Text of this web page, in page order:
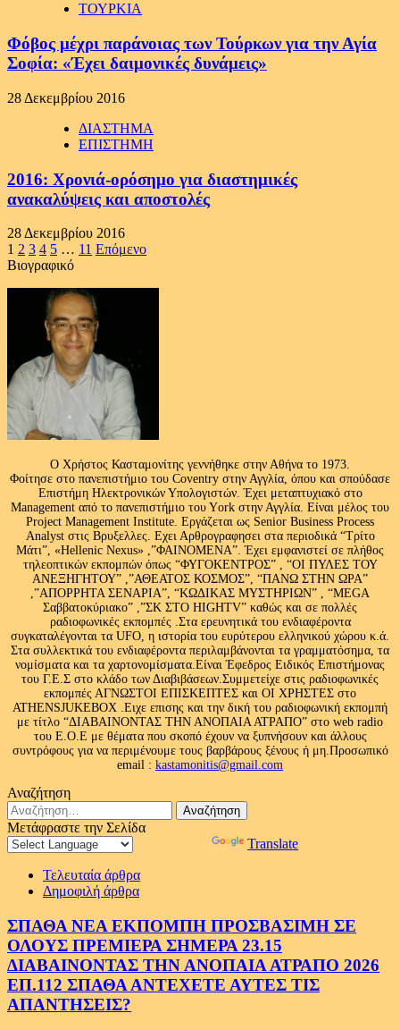
ΤΟΥΡΚΙΑ
Φόβος μέχρι παράνοιας των Τούρκων για την Αγία
Σοφία: «Έχει δαιμονικές δυνάμεις»
28 Δεκεμβρίου 2016
ΔΙΑΣΤΗΜΑ
ΕΠΙΣΤΗΜΗ
2016: Χρονιά-ορόσημο για διαστημικές
ανακαλύψεις και αποστολές
28 Δεκεμβρίου 2016
Σελιδοποίηση
άρθρων
1 2 3 4 5 … 11 Επόμενο
Βιογραφικό
Ο Χρήστος Κασταμονίτης γεννήθηκε στην Αθήνα το 1973.
Φοίτησε στο πανεπιστήμιο του Coventry στην Αγγλία, όπου και σπούδασε
Επιστήμη Ηλεκτρονικών Υπολογιστών. Έχει μεταπτυχιακό στο
Management από το πανεπιστήμιο του Υork στην Αγγλία. Είναι μέλος του
Project Management Institute. Εργάζεται ως Senior Business Process
Analyst στις Βρυξελλες. Εχει Αρθρογραφησει στα περιοδικά “Τρίτο
Μάτι”, «Hellenic Nexus» ,”ΦΑΙΝΟΜΕΝΑ”. Έχει εμφανιστεί σε πλήθος
τηλεοπτικών εκπομπών όπως “ΦΥΓΟΚΕΝΤΡΟΣ” , “ΟΙ ΠΥΛΕΣ ΤΟΥ
ΑΝΕΞΗΓΗΤΟΥ” ,”ΑΘΕΑΤΟΣ ΚΟΣΜΟΣ”, “ΠΑΝΩ ΣΤΗΝ ΩΡΑ”
,”ΑΠΟΡΡΗΤΑ ΣΕΝΑΡΙΑ”, “ΚΩΔΙΚΑΣ ΜΥΣΤΗΡΙΩΝ” , “MEGA
Σαββατοκύριακο” ,”ΣΚ ΣΤΟ HIGHTV” καθώς και σε πολλές
ραδιοφωνικές εκπομπές .Στα ερευνητικά του ενδιαφέροντα
συγκαταλέγονται τα UFO, η ιστορία του ευρύτερου ελληνικού χώρου κ.ά.
Στα συλλεκτικά του ενδιαφέροντα περιλαμβάνονται τα γραμματόσημα, τα
νομίσματα και τα χαρτονομίσματα.Είναι Έφεδρος Ειδικός Επιστήμονας
του Γ.Ε.Σ στο κλάδο των Διαβιβάσεων.Συμμετείχε στις ραδιοφωνικές
εκπομπές ΑΓΝΩΣΤΟΙ ΕΠΙΣΚΕΠΤΕΣ και ΟΙ ΧΡΗΣΤΕΣ στο
ATHENSJUKEBOX .Ειχε επισης και την δική του ραδιοφωνική εκπομπή
με τίτλο “ΔΙΑΒΑΙΝΟΝΤΑΣ ΤΗΝ ΑΝΟΠΑΙΑ ΑΤΡΑΠΟ” στο web radio
του Ε.Ο.Ε με θέματα που σκοπό έχουν να ξυπνήσουν και άλλους
συντρόφους για να περιμένουμε τους βαρβάρους ξένους ή μη.Προσωπικό
email : kastamonitis@gmail.com
Αναζήτηση
Αναζήτηση
για:
Μετάφραστε την Σελίδα
Translate
Τελευταία άρθρα
Δημοφιλή άρθρα
ΣΠΑΘΑ ΝΕΑ ΕΚΠΟΜΠΗ ΠΡΟΣΒΑΣΙΜΗ ΣΕ
ΟΛΟΥΣ ΠΡΕΜΙΕΡΑ ΣΗΜΕΡΑ 23.15
ΔΙΑΒΑΙΝΟΝΤΑΣ ΤΗΝ ΑΝΟΠΑΙΑ ΑΤΡΑΠΟ 2026
ΕΠ.112 ΣΠΑΘΑ ΑΝΤΕΧΕΤΕ ΑΥΤΕΣ ΤΙΣ
ΑΠΑΝΤΗΣΕΙΣ?